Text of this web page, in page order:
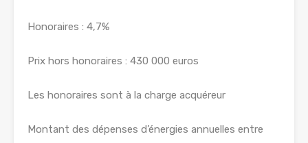
Honoraires : 4,7%
Prix hors honoraires : 430 000 euros
Les honoraires sont à la charge acquéreur
Montant des dépenses d’énergies annuelles entre